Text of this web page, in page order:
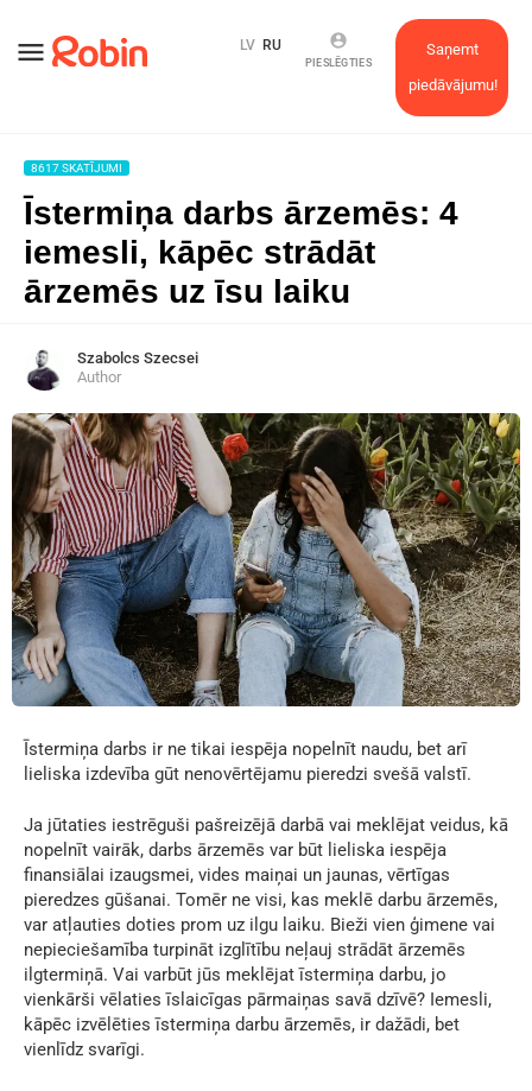
menu
Saņemt
piedāvājumu!
account_circle
PIESLĒGTIES
LV RU
8617 SKATĪJUMI
Īstermiņa darbs ārzemēs: 4
iemesli, kāpēc strādāt
ārzemēs uz īsu laiku
Szabolcs Szecsei
Author
Īstermiņa darbs ir ne tikai iespēja nopelnīt naudu, bet arī
lieliska izdevība gūt nenovērtējamu pieredzi svešā valstī.
Ja jūtaties iestrēguši pašreizējā darbā vai meklējat veidus, kā
nopelnīt vairāk, darbs ārzemēs var būt lieliska iespēja
finansiālai izaugsmei, vides maiņai un jaunas, vērtīgas
pieredzes gūšanai. Tomēr ne visi, kas meklē darbu ārzemēs,
var atļauties doties prom uz ilgu laiku. Bieži vien ģimene vai
nepieciešamība turpināt izglītību neļauj strādāt ārzemēs
ilgtermiņā. Vai varbūt jūs meklējat īstermiņa darbu, jo
vienkārši vēlaties īslaicīgas pārmaiņas savā dzīvē? Iemesli,
kāpēc izvēlēties īstermiņa darbu ārzemēs, ir dažādi, bet
vienlīdz svarīgi.